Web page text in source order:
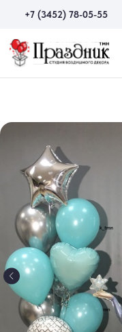
+7 (3452) 78-05-55